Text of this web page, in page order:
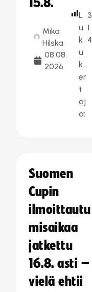
15.8.
Mika
Hilska
08.08.
2026
L
u
k
u
k
er
t
oj
a:
3
1
4
Suomen
Cupin
ilmoittautu
misaikaa
jatkettu
16.8. asti –
vielä ehtii